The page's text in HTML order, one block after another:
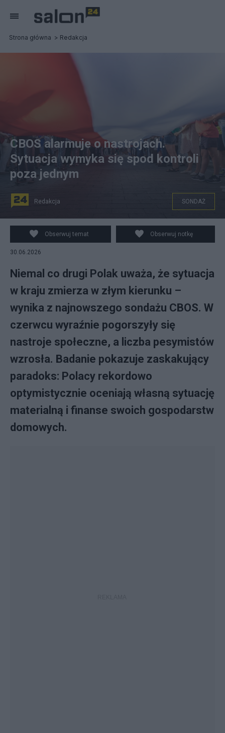
Strona główna Redakcja
CBOS alarmuje o nastrojach.
Sytuacja wymyka się spod kontroli
poza jednym
Redakcja SONDAŻ
Obserwuj temat Obserwuj notkę
30.06.2026
Niemal co drugi Polak uważa, że sytuacja
w kraju zmierza w złym kierunku –
wynika z najnowszego sondażu CBOS. W
czerwcu wyraźnie pogorszyły się
nastroje społeczne, a liczba pesymistów
wzrosła. Badanie pokazuje zaskakujący
paradoks: Polacy rekordowo
optymistycznie oceniają własną sytuację
materialną i finanse swoich gospodarstw
domowych.